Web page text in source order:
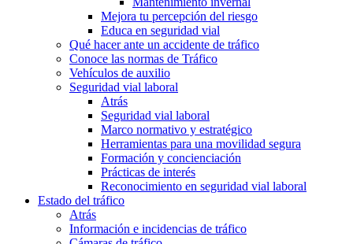
Mejora tu percepción del riesgo
Educa en seguridad vial
Qué hacer ante un accidente de tráfico
Conoce las normas de Tráfico
Vehículos de auxilio
Seguridad vial laboral
Atrás
Seguridad vial laboral
Marco normativo y estratégico
Herramientas para una movilidad segura
Formación y concienciación
Prácticas de interés
Reconocimiento en seguridad vial laboral
Estado del tráfico
Atrás
Información e incidencias de tráfico